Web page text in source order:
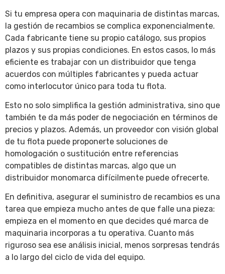
Si tu empresa opera con maquinaria de distintas marcas,
la gestión de recambios se complica exponencialmente.
Cada fabricante tiene su propio catálogo, sus propios
plazos y sus propias condiciones. En estos casos, lo más
eficiente es trabajar con un distribuidor que tenga
acuerdos con múltiples fabricantes y pueda actuar
como interlocutor único para toda tu flota.
Esto no solo simplifica la gestión administrativa, sino que
también te da más poder de negociación en términos de
precios y plazos. Además, un proveedor con visión global
de tu flota puede proponerte soluciones de
homologación o sustitución entre referencias
compatibles de distintas marcas, algo que un
distribuidor monomarca difícilmente puede ofrecerte.
En definitiva, asegurar el suministro de recambios es una
tarea que empieza mucho antes de que falle una pieza:
empieza en el momento en que decides qué marca de
maquinaria incorporas a tu operativa. Cuanto más
riguroso sea ese análisis inicial, menos sorpresas tendrás
a lo largo del ciclo de vida del equipo.